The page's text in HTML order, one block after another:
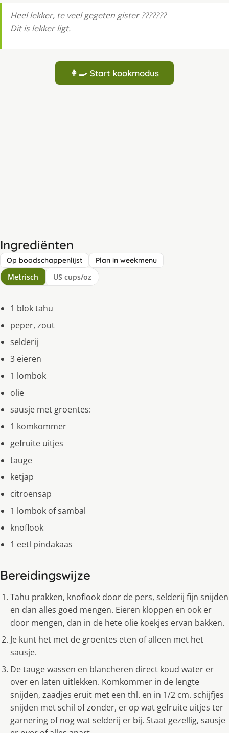
Heel lekker, te veel gegeten gister ???????
Dit is lekker ligt.
👩‍🍳 Start kookmodus
Ingrediënten
Op boodschappenlijst Plan in weekmenu
Metrisch US cups/oz
1 blok tahu
peper, zout
selderij
3 eieren
1 lombok
olie
sausje met groentes:
1 komkommer
gefruite uitjes
tauge
ketjap
citroensap
1 lombok of sambal
knoflook
1 eetl pindakaas
Bereidingswijze
Tahu prakken, knoflook door de pers, selderij fijn snijden
en dan alles goed mengen. Eieren kloppen en ook er
door mengen, dan in de hete olie koekjes ervan bakken.
Je kunt het met de groentes eten of alleen met het
sausje.
De tauge wassen en blancheren direct koud water er
over en laten uitlekken. Komkommer in de lengte
snijden, zaadjes eruit met een thl. en in 1/2 cm. schijfjes
snijden met schil of zonder, er op wat gefruite uitjes ter
garnering of nog wat selderij er bij. Staat gezellig, sausje